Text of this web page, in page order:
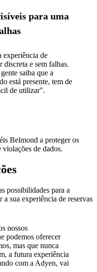
para uma
de
discreta e sem falhas.
saiba que a
está presente, tem de
de utilizar".
Belmond a proteger os
violações de dados.
possibilidades para a
sua experiência de reservas
nossos
podemos oferecer
mas que nunca
a futura experiência
com a Adyen, vai